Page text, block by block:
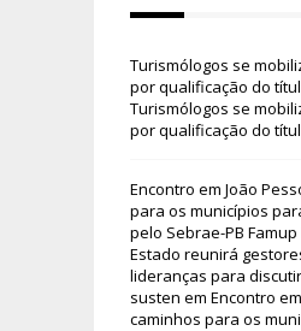
Turismólogos se
por qualificação do
Turismólogos se
por qualificação do
Encontro em João
para os municípios
pelo Sebrae-PB
Estado reunirá
lideranças para
susten em Encontro
caminhos para os